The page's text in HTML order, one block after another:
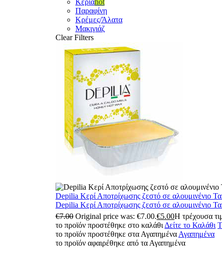
Κεριάhot
Παραφίνη
Κρέμες/Άλατα
Μακιγιάζ
Clear Filters
Depilia Κερί Αποτρίχωσης ζεστό σε αλουμινένιο
Depilia Κερί Αποτρίχωσης ζεστό σε αλουμινένιο
€7.00 Original price was: €7.00.€5.00Η τρέχουσα
το προϊόν προστέθηκε στο καλάθι Δείτε το Καλάθι
το προϊόν προστέθηκε στα Αγαπημένα Αγαπημένα
το προϊόν αφαιρέθηκε από τα Αγαπημένα